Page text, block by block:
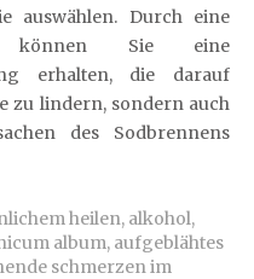
auswählen. Durch eine
können Sie eine
erhalten, die darauf
zu lindern, sondern auch
des Sodbrennens
heilen, alkohol,
album, aufgeblähtes
schmerzen im